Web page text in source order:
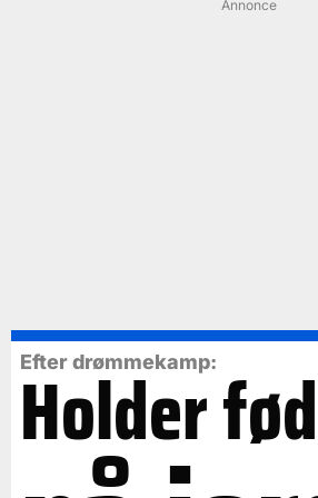
Annonce
Efter drømmekamp:
Holder